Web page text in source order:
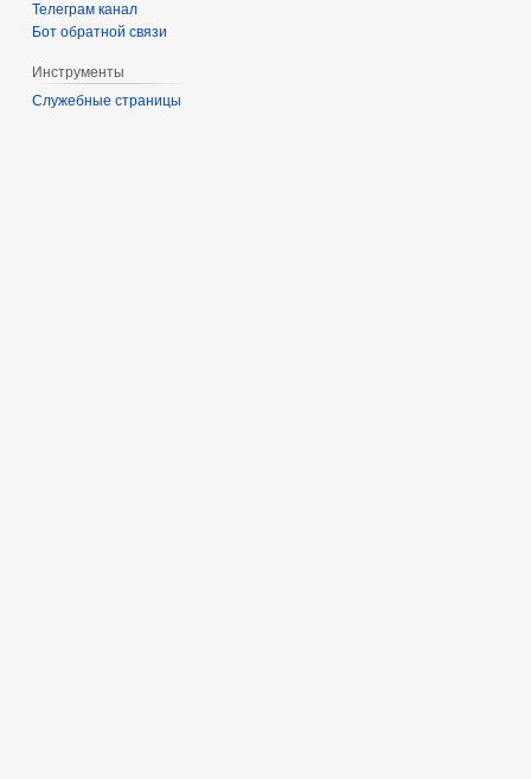
Телеграм канал
Бот обратной связи
Инструменты
Служебные страницы